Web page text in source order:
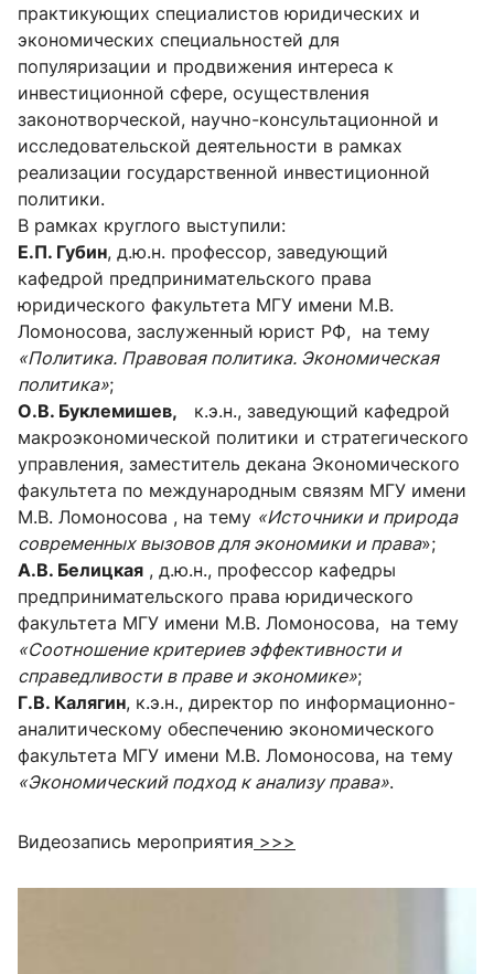
практикующих специалистов юридических и
экономических специальностей для
популяризации и продвижения интереса к
инвестиционной сфере, осуществления
законотворческой, научно-консультационной и
исследовательской деятельности в рамках
реализации государственной инвестиционной
политики.
В рамках круглого выступили:
Е.П. Губин, д.ю.н. профессор, заведующий
кафедрой предпринимательского права
юридического факультета МГУ имени М.В.
Ломоносова, заслуженный юрист РФ, на тему
«Политика. Правовая политика. Экономическая
политика»;
О.В. Буклемишев, к.э.н., заведующий кафедрой
макроэкономической политики и стратегического
управления, заместитель декана Экономического
факультета по международным связям МГУ имени
М.В. Ломоносова , на тему «Источники и природа
современных вызовов для экономики и права»;
А.В. Белицкая , д.ю.н., профессор кафедры
предпринимательского права юридического
факультета МГУ имени М.В. Ломоносова, на тему
«Соотношение критериев эффективности и
справедливости в праве и экономике»;
Г.В. Калягин, к.э.н., директор по информационно-
аналитическому обеспечению экономического
факультета МГУ имени М.В. Ломоносова, на тему
«Экономический подход к анализу права».
Видеозапись мероприятия >>>